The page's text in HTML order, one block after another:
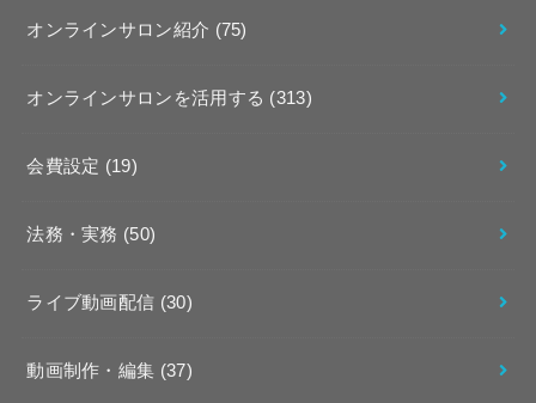
オンラインサロン紹介 (75)
オンラインサロンを活用する (313)
会費設定 (19)
法務・実務 (50)
ライブ動画配信 (30)
動画制作・編集 (37)